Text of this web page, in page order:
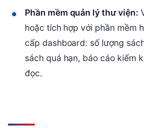
Phần mềm quản lý thư viện:
hoặc tích hợp với phần mềm
cấp dashboard: số lượng
sách quá hạn, báo cáo kiểm
đọc.